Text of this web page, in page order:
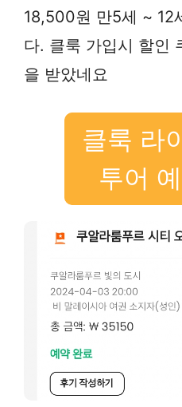
18,500원 만5세 ~ 12
다. 클룩 가입시 할인
을 받았네요
클룩 라
투어